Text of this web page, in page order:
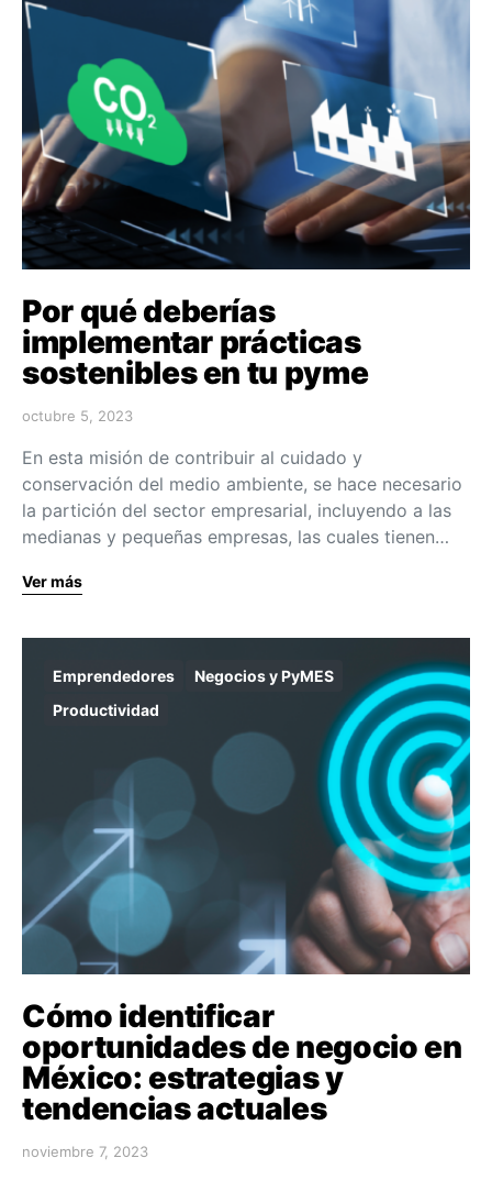
Por qué deberías
implementar prácticas
sostenibles en tu pyme
octubre 5, 2023
En esta misión de contribuir al cuidado y
conservación del medio ambiente, se hace necesario
la partición del sector empresarial, incluyendo a las
medianas y pequeñas empresas, las cuales tienen…
Ver más
Emprendedores
Negocios y PyMES
Productividad
Cómo identificar
oportunidades de negocio en
México: estrategias y
tendencias actuales
noviembre 7, 2023